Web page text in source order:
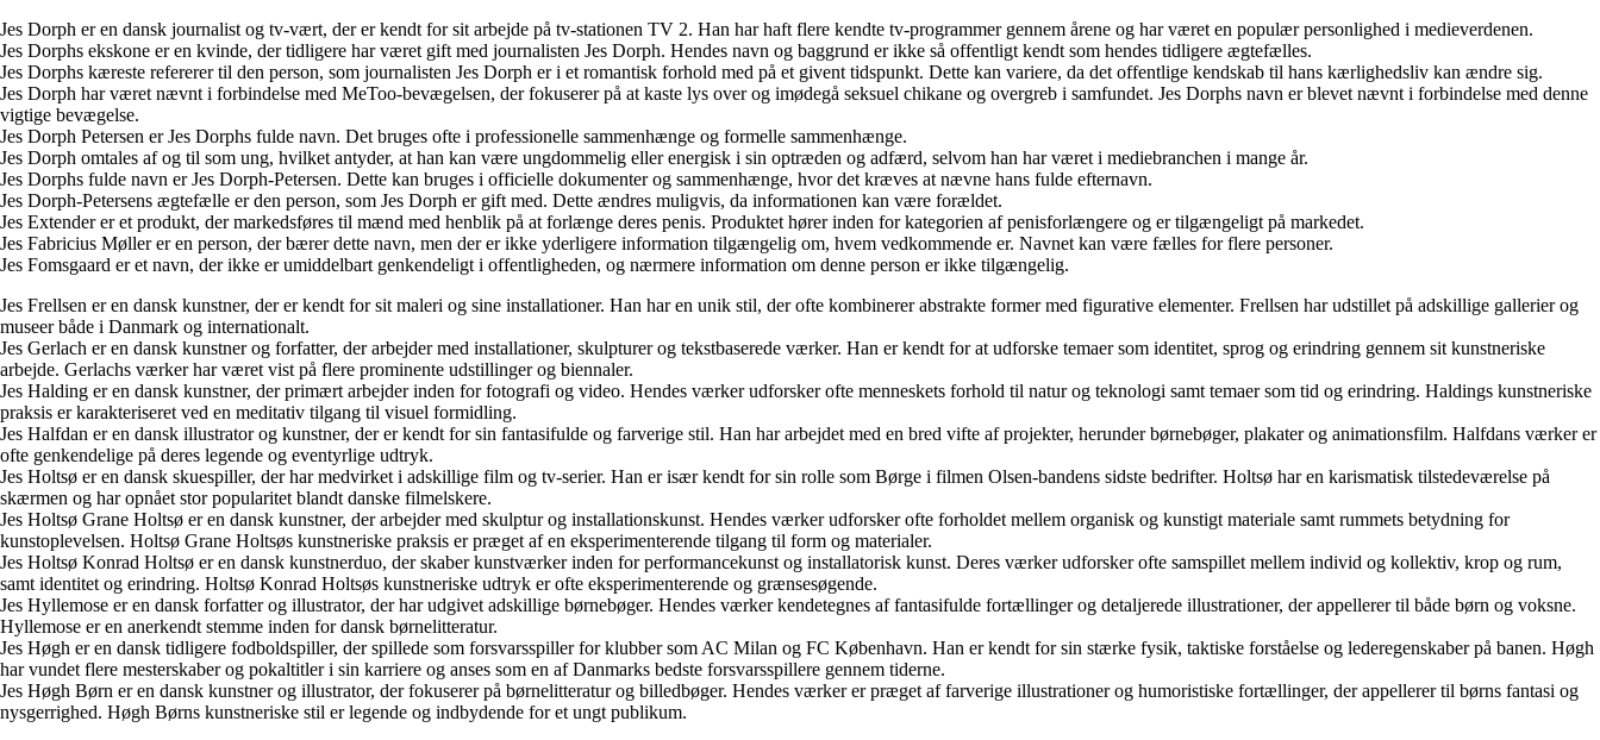
Jes Dorph er en dansk journalist og tv-vært, der er kendt for sit arbejde på tv-stationen TV 2. Han har haft flere kendte tv-programmer gennem årene og har været en populær personlighed i medieverdenen.
Jes Dorphs ekskone er en kvinde, der tidligere har været gift med journalisten Jes Dorph. Hendes navn og baggrund er ikke så offentligt kendt som hendes tidligere ægtefælles.
Jes Dorphs kæreste refererer til den person, som journalisten Jes Dorph er i et romantisk forhold med på et givent tidspunkt. Dette kan variere, da det offentlige kendskab til hans kærlighedsliv kan ændre sig.
Jes Dorph har været nævnt i forbindelse med MeToo-bevægelsen, der fokuserer på at kaste lys over og imødegå seksuel chikane og overgreb i samfundet. Jes Dorphs navn er blevet nævnt i forbindelse med denne
vigtige bevægelse.
Jes Dorph Petersen er Jes Dorphs fulde navn. Det bruges ofte i professionelle sammenhænge og formelle sammenhænge.
Jes Dorph omtales af og til som ung, hvilket antyder, at han kan være ungdommelig eller energisk i sin optræden og adfærd, selvom han har været i mediebranchen i mange år.
Jes Dorphs fulde navn er Jes Dorph-Petersen. Dette kan bruges i officielle dokumenter og sammenhænge, hvor det kræves at nævne hans fulde efternavn.
Jes Dorph-Petersens ægtefælle er den person, som Jes Dorph er gift med. Dette ændres muligvis, da informationen kan være forældet.
Jes Extender er et produkt, der markedsføres til mænd med henblik på at forlænge deres penis. Produktet hører inden for kategorien af penisforlængere og er tilgængeligt på markedet.
Jes Fabricius Møller er en person, der bærer dette navn, men der er ikke yderligere information tilgængelig om, hvem vedkommende er. Navnet kan være fælles for flere personer.
Jes Fomsgaard er et navn, der ikke er umiddelbart genkendeligt i offentligheden, og nærmere information om denne person er ikke tilgængelig.
Jes Frellsen er en dansk kunstner, der er kendt for sit maleri og sine installationer. Han har en unik stil, der ofte kombinerer abstrakte former med figurative elementer. Frellsen har udstillet på adskillige gallerier og
museer både i Danmark og internationalt.
Jes Gerlach er en dansk kunstner og forfatter, der arbejder med installationer, skulpturer og tekstbaserede værker. Han er kendt for at udforske temaer som identitet, sprog og erindring gennem sit kunstneriske
arbejde. Gerlachs værker har været vist på flere prominente udstillinger og biennaler.
Jes Halding er en dansk kunstner, der primært arbejder inden for fotografi og video. Hendes værker udforsker ofte menneskets forhold til natur og teknologi samt temaer som tid og erindring. Haldings kunstneriske
praksis er karakteriseret ved en meditativ tilgang til visuel formidling.
Jes Halfdan er en dansk illustrator og kunstner, der er kendt for sin fantasifulde og farverige stil. Han har arbejdet med en bred vifte af projekter, herunder børnebøger, plakater og animationsfilm. Halfdans værker er
ofte genkendelige på deres legende og eventyrlige udtryk.
Jes Holtsø er en dansk skuespiller, der har medvirket i adskillige film og tv-serier. Han er især kendt for sin rolle som Børge i filmen Olsen-bandens sidste bedrifter. Holtsø har en karismatisk tilstedeværelse på
skærmen og har opnået stor popularitet blandt danske filmelskere.
Jes Holtsø Grane Holtsø er en dansk kunstner, der arbejder med skulptur og installationskunst. Hendes værker udforsker ofte forholdet mellem organisk og kunstigt materiale samt rummets betydning for
kunstoplevelsen. Holtsø Grane Holtsøs kunstneriske praksis er præget af en eksperimenterende tilgang til form og materialer.
Jes Holtsø Konrad Holtsø er en dansk kunstnerduo, der skaber kunstværker inden for performancekunst og installatorisk kunst. Deres værker udforsker ofte samspillet mellem individ og kollektiv, krop og rum,
samt identitet og erindring. Holtsø Konrad Holtsøs kunstneriske udtryk er ofte eksperimenterende og grænsesøgende.
Jes Hyllemose er en dansk forfatter og illustrator, der har udgivet adskillige børnebøger. Hendes værker kendetegnes af fantasifulde fortællinger og detaljerede illustrationer, der appellerer til både børn og voksne.
Hyllemose er en anerkendt stemme inden for dansk børnelitteratur.
Jes Høgh er en dansk tidligere fodboldspiller, der spillede som forsvarsspiller for klubber som AC Milan og FC København. Han er kendt for sin stærke fysik, taktiske forståelse og lederegenskaber på banen. Høgh
har vundet flere mesterskaber og pokaltitler i sin karriere og anses som en af Danmarks bedste forsvarsspillere gennem tiderne.
Jes Høgh Børn er en dansk kunstner og illustrator, der fokuserer på børnelitteratur og billedbøger. Hendes værker er præget af farverige illustrationer og humoristiske fortællinger, der appellerer til børns fantasi og
nysgerrighed. Høgh Børns kunstneriske stil er legende og indbydende for et ungt publikum.